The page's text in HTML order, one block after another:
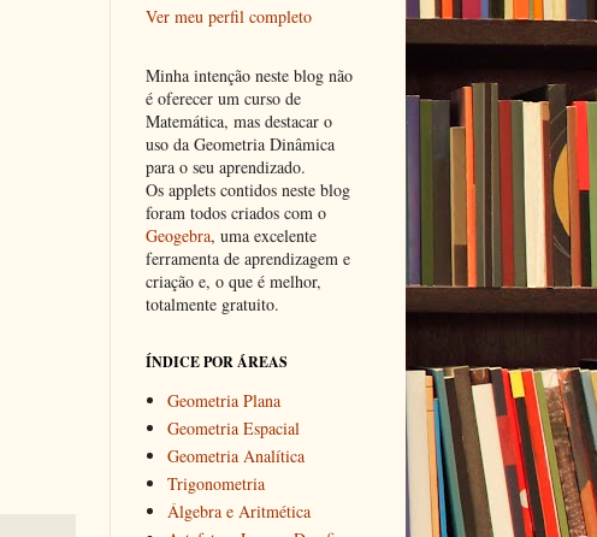
Ver meu perfil completo
Minha intenção neste blog não
é oferecer um curso de
Matemática, mas destacar o
uso da Geometria Dinâmica
para o seu aprendizado.
Os applets contidos neste blog
foram todos criados com o
Geogebra, uma excelente
ferramenta de aprendizagem e
criação e, o que é melhor,
totalmente gratuito.
ÍNDICE POR ÁREAS
Geometria Plana
Geometria Espacial
Geometria Analítica
Trigonometria
Álgebra e Aritmética